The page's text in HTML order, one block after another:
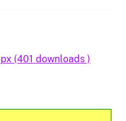
(401 downloads )